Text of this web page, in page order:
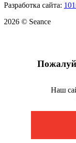
Разработка сайта:
2026 © Seance
Наш